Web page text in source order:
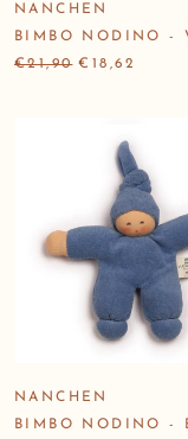
NANCHEN
BIMBO NODINO -
€21,90 €18,62
NANCHEN
BIMBO NODINO -